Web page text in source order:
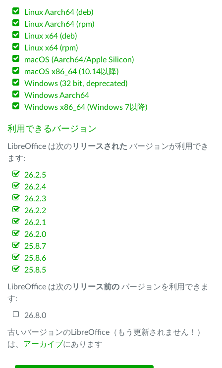
Linux Aarch64 (deb)
Linux Aarch64 (rpm)
Linux x64 (deb)
Linux x64 (rpm)
macOS (Aarch64/Apple Silicon)
macOS x86_64 (10.14以降)
Windows (32 bit, deprecated)
Windows Aarch64
Windows x86_64 (Windows 7以降)
利用できるバージョン
LibreOffice は次のリリースされた バージョンが利用でき
ます:
26.2.5
26.2.4
26.2.3
26.2.2
26.2.1
26.2.0
25.8.7
25.8.6
25.8.5
LibreOffice は次のリリース前の バージョンを利用できま
す:
26.8.0
古いバージョンのLibreOffice（もう更新されません！）
は、 アーカイブにあります